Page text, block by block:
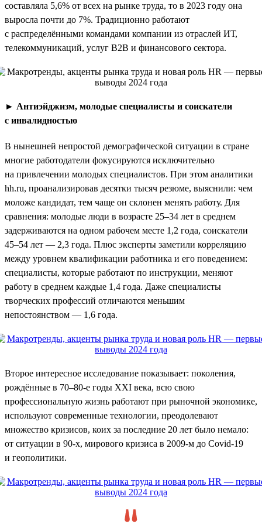
составляла 5,6% от всех на рынке труда, то в 2023 году она
выросла почти до 7%. Традиционно работают
с распределёнными командами компании из отраслей ИТ,
телекоммуникаций, услуг B2B и финансового сектора.
► Антиэйджизм, молодые специалисты и соискатели
с инвалидностью
В нынешней непростой демографической ситуации в стране
многие работодатели фокусируются исключительно
на привлечении молодых специалистов. При этом аналитики
hh.ru, проанализировав десятки тысяч резюме, выяснили: чем
моложе кандидат, тем чаще он склонен менять работу. Для
сравнения: молодые люди в возрасте 25–34 лет в среднем
задерживаются на одном рабочем месте 1,2 года, соискатели
45–54 лет — 2,3 года. Плюс эксперты заметили корреляцию
между уровнем квалификации работника и его поведением:
специалисты, которые работают по инструкции, меняют
работу в среднем каждые 1,4 года. Даже специалисты
творческих профессий отличаются меньшим
непостоянством — 1,6 года.
Второе интересное исследование показывает: поколения,
рождённые в 70–80-е годы XXI века, всю свою
профессиональную жизнь работают при рыночной экономике,
используют современные технологии, преодолевают
множество кризисов, коих за последние 20 лет было немало:
от ситуации в 90-х, мирового кризиса в 2009-м до Covid-19
и геополитики.